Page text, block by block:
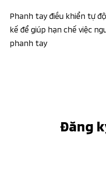
Phanh tay điều khiển tự
kế để giúp hạn chế việc
phanh tay
Đăng